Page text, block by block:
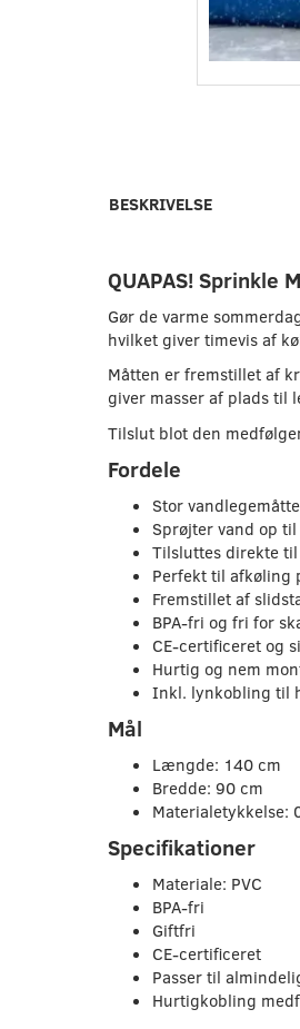
BESKRIVELSE
QUAPAS! Sprinkle
Gør de varme
hvilket giver timevis af
Måtten er fremstillet af
giver masser af plads til
Tilslut blot den
Fordele
Stor
Sprøjter vand op
Tilsluttes direkte
Perfekt til afkøling
Fremstillet af
BPA-fri og fri for
CE-certificeret og
Hurtig og nem
Inkl. lynkobling til
Mål
Længde: 140 cm
Bredde: 90 cm
Materialetykkelse:
Specifikationer
Materiale: PVC
BPA-fri
Giftfri
CE-certificeret
Passer til
Hurtigkobling